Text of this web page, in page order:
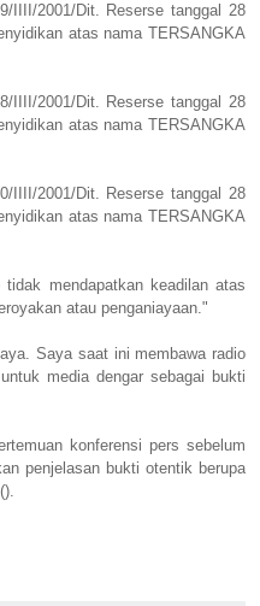
IIII/2001/Dit. Reserse tanggal 28
atas nama TERSANGKA
IIII/2001/Dit. Reserse tanggal 28
atas nama TERSANGKA
IIII/2001/Dit. Reserse tanggal 28
atas nama TERSANGKA
mendapatkan keadilan atas
atau penganiayaan."
Saya saat ini membawa radio
media dengar sebagai bukti
konferensi pers sebelum
penjelasan bukti otentik berupa